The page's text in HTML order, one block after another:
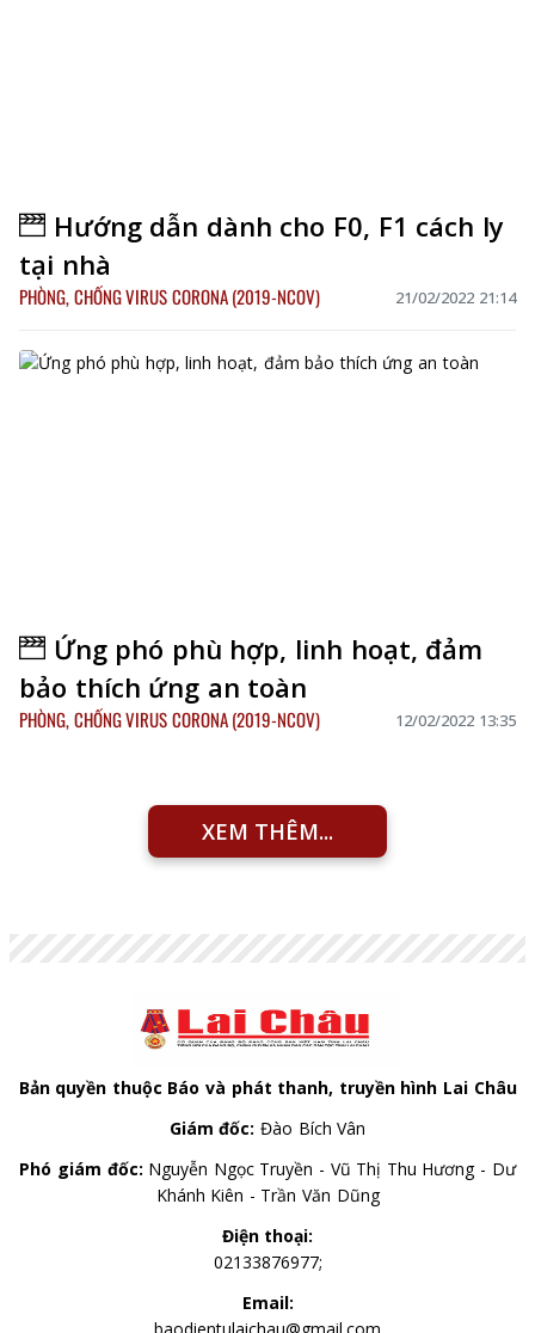
Hướng dẫn dành cho F0, F1 cách ly
tại nhà
PHÒNG, CHỐNG VIRUS CORONA (2019-NCOV) 21/02/2022 21:14
Ứng phó phù hợp, linh hoạt, đảm
bảo thích ứng an toàn
PHÒNG, CHỐNG VIRUS CORONA (2019-NCOV) 12/02/2022 13:35
XEM THÊM...
Bản quyền thuộc Báo và phát thanh, truyền hình Lai Châu
Giám đốc: Đào Bích Vân
Phó giám đốc: Nguyễn Ngọc Truyền - Vũ Thị Thu Hương - Dư
Khánh Kiên - Trần Văn Dũng
Điện thoại:
02133876977;
Email: